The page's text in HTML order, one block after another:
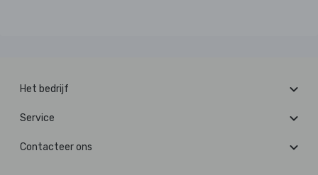
Het bedrijf
Service
Contacteer ons